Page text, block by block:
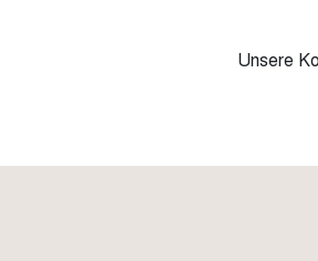
Unsere